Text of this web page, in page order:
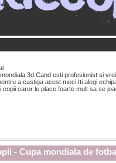
3d.Cand esti profesionist si
a castiga acest meci.Iti alegi
caror le place foarte mult sa se
- Cupa mondiala de